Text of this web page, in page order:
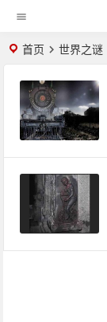
首页 世界之谜